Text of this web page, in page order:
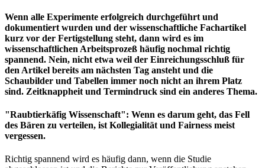
Wenn alle Experimente erfolgreich durchgeführt und
dokumentiert wurden und der wissenschaftliche Fachartikel
kurz vor der Fertigstellung steht, dann wird es im
wissenschaftlichen Arbeitsprozeß häufig nochmal richtig
spannend. Nein, nicht etwa weil der Einreichungsschluß für
den Artikel bereits am nächsten Tag ansteht und die
Schaubilder und Tabellen immer noch nicht an ihrem Platz
sind. Zeitknappheit und Termindruck sind ein anderes Thema.
"Raubtierkäfig Wissenschaft": Wenn es darum geht, das Fell
des Bären zu verteilen, ist Kollegialität und Fairness meist
vergessen.
Richtig spannend wird es häufig dann, wenn die Studie